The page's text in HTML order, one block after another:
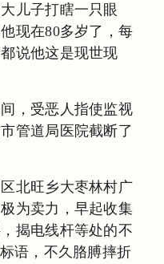
儿子打瞎一只眼
现在80多岁了，每
说他这是现世现
，受恶人指使监视
管道局医院截断了
北旺乡大枣林村广
为卖力，早起收集
揭电线杆等处的不
语，不久胳膊摔折